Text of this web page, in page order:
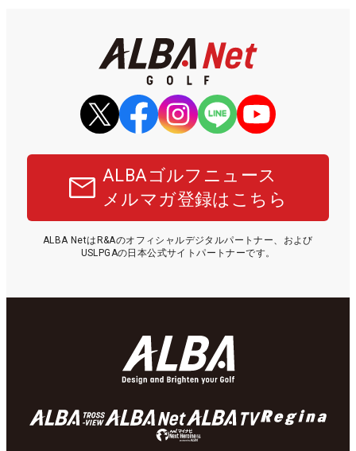
ALBAゴルフニュース
メルマガ登録はこちら
ALBA NetはR&Aのオフィシャルデジタルパートナー、および
USLPGAの日本公式サイトパートナーです。